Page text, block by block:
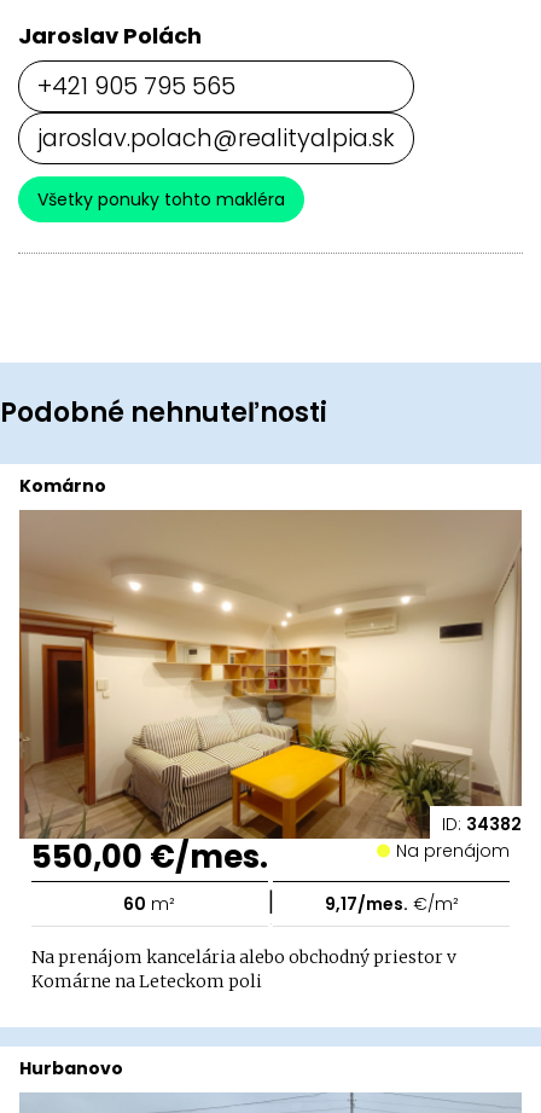
Jaroslav Polách
+421 905 795 565
jaroslav.polach@realityalpia.sk
Všetky ponuky tohto makléra
Podobné nehnuteľnosti
ID: 34382
Komárno
550,00 €/mes. Na prenájom
60 m² | 9,17/mes. €/m²
Na prenájom kancelária alebo obchodný priestor v
Komárne na Leteckom poli
Hurbanovo